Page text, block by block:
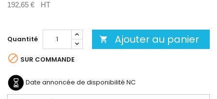
192,65 € HT
Quantité  Ajouter au panier
 SUR COMMANDE
Date annoncée de disponibilité NC